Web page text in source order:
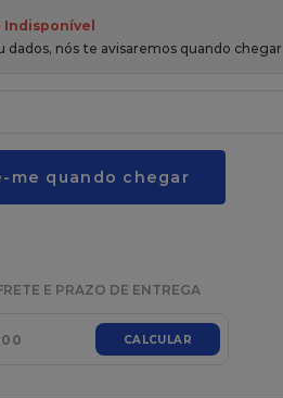
dados, nós te avisaremos quando chegar
me quando chegar
E PRAZO DE ENTREGA
CALCULAR